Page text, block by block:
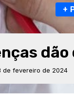
+
de fevereiro de 2024